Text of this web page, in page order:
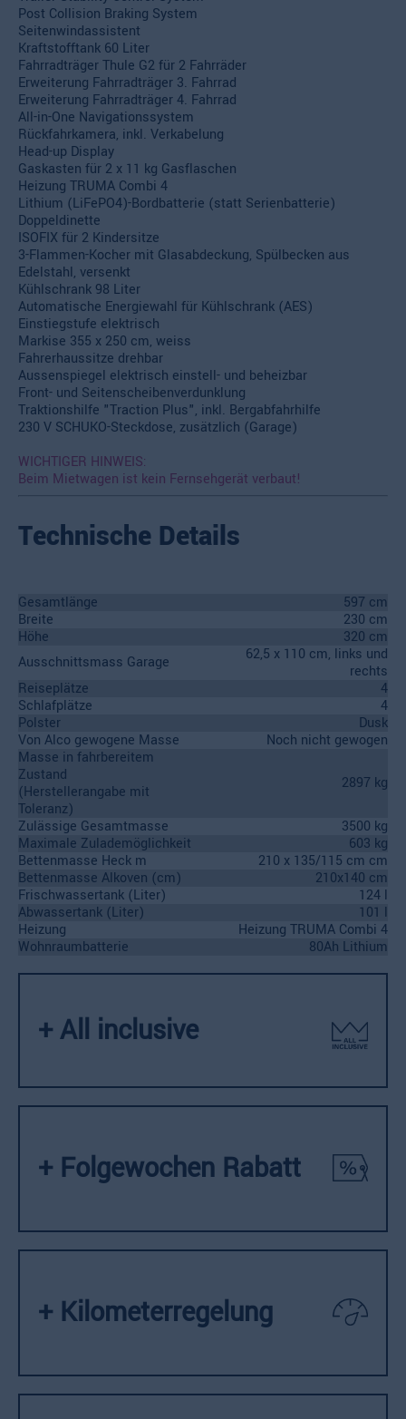
Post Collision Braking System
Seitenwindassistent
Kraftstofftank 60 Liter
Fahrradträger Thule G2 für 2 Fahrräder
Erweiterung Fahrradträger 3. Fahrrad
Erweiterung Fahrradträger 4. Fahrrad
All-in-One Navigationssystem
Rückfahrkamera, inkl. Verkabelung
Head-up Display
Gaskasten für 2 x 11 kg Gasflaschen
Heizung TRUMA Combi 4
Lithium (LiFePO4)-Bordbatterie (statt Serienbatterie)
Doppeldinette
ISOFIX für 2 Kindersitze
3-Flammen-Kocher mit Glasabdeckung, Spülbecken aus
Edelstahl, versenkt
Kühlschrank 98 Liter
Automatische Energiewahl für Kühlschrank (AES)
Einstiegstufe elektrisch
Markise 355 x 250 cm, weiss
Fahrerhaussitze drehbar
Aussenspiegel elektrisch einstell- und beheizbar
Front- und Seitenscheibenverdunklung
Traktionshilfe "Traction Plus", inkl. Bergabfahrhilfe
230 V SCHUKO-Steckdose, zusätzlich (Garage)
WICHTIGER HINWEIS:
Beim Mietwagen ist kein Fernsehgerät verbaut!
Technische Details
Gesamtlänge
597 cm
Breite
230 cm
Höhe
320 cm
Ausschnittsmass Garage
62,5 x 110 cm, links und
rechts
Reiseplätze
4
Schlafplätze
4
Polster
Dusk
Von Alco gewogene Masse
Noch nicht gewogen
Masse in fahrbereitem
Zustand
(Herstellerangabe mit
Toleranz)
2897 kg
Zulässige Gesamtmasse
3500 kg
Maximale Zulademöglichkeit
603 kg
Bettenmasse Heck m
210 x 135/115 cm cm
Bettenmasse Alkoven (cm)
210x140 cm
Frischwassertank (Liter)
124 l
Abwassertank (Liter)
101 l
Heizung
Heizung TRUMA Combi 4
Wohnraumbatterie
80Ah Lithium
+ All inclusive
+ Folgewochen Rabatt
+ Kilometerregelung